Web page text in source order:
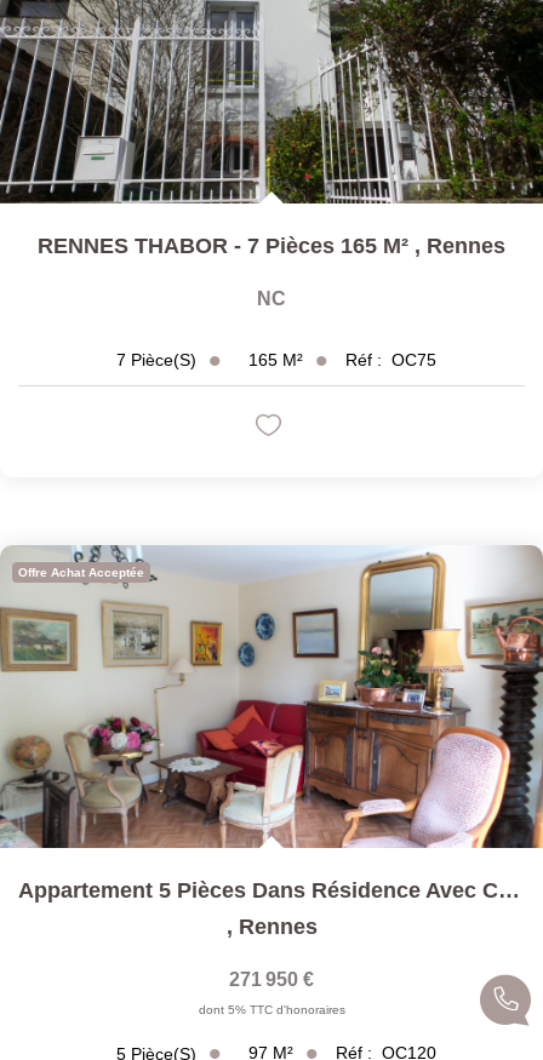
RENNES THABOR - 7 Pièces 165 M² , Rennes
NC
7 Pièce(s) 165 M² Réf : OC75
Offre Achat Acceptée
Appartement 5 Pièces Dans Résidence Avec Concierge
, Rennes
271 950 €
dont 5% TTC d'honoraires
5 Pièce(s) 97 M² Réf : OC120